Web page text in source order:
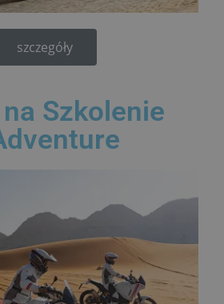
szczegóły
Szkolenie